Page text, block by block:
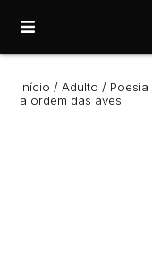
Início / Adulto / Poesia
a ordem das aves